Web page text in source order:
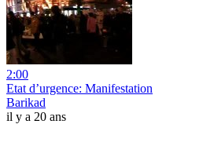
2:00
Etat d’urgence: Manifestation
Barikad
il y a 20 ans